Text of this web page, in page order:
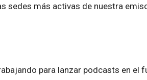
sedes más activas de nuestra
para lanzar podcasts en el